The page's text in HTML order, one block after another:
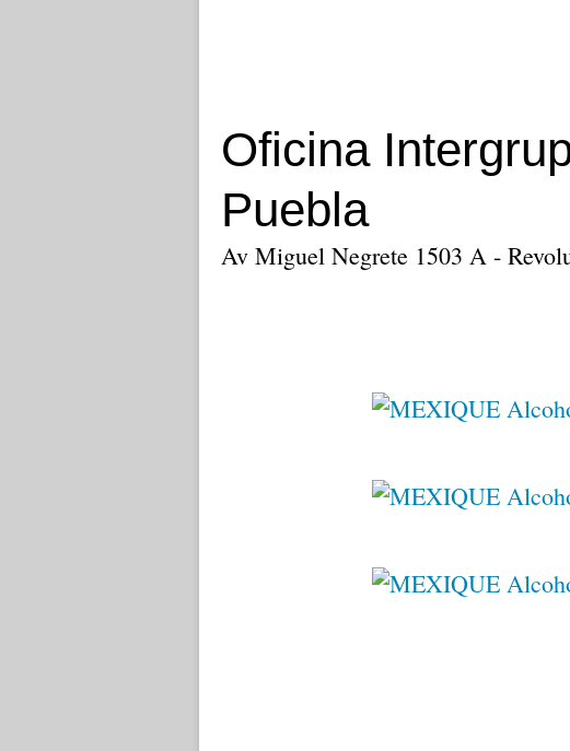
Oficina
Puebla
Av Miguel Negrete 1503 A -